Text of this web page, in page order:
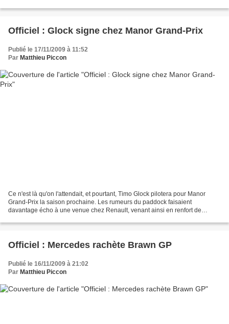
Officiel : Glock signe chez Manor Grand-Prix
Publié le 17/11/2009 à 11:52
Par Matthieu Piccon
Ce n'est là qu'on l'attendait, et pourtant, Timo Glock pilotera pour Manor
Grand-Prix la saison prochaine. Les rumeurs du paddock faisaient
davantage écho à une venue chez Renault, venant ainsi en renfort de
Officiel : Mercedes rachète Brawn GP
Publié le 16/11/2009 à 21:02
Par Matthieu Piccon